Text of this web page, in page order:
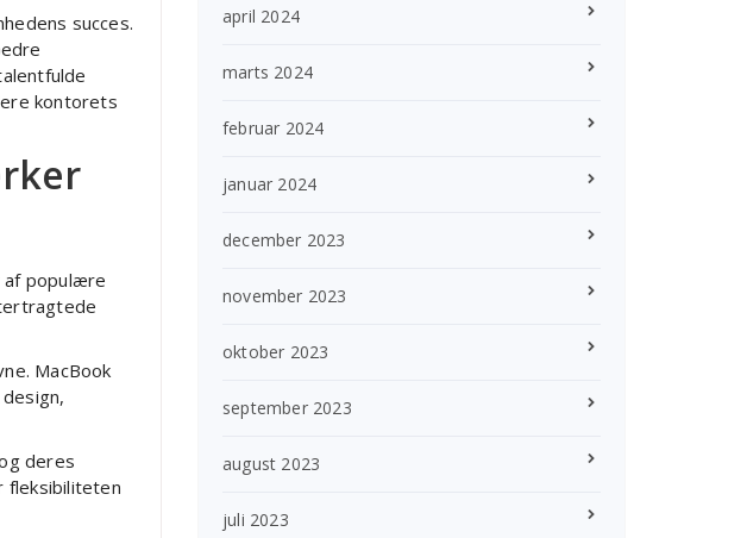
succes.
kontorets
af populære
MacBook
deres
fleksibiliteten
april 2024
marts 2024
februar 2024
januar 2024
december 2023
november 2023
oktober 2023
september 2023
august 2023
juli 2023